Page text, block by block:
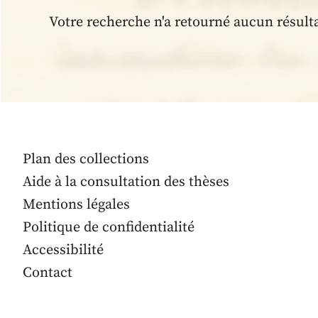
Votre recherche n'a retourné aucun
Plan des collections
Aide à la consultation des thèses
Mentions légales
Politique de confidentialité
Accessibilité
Contact